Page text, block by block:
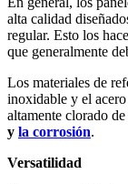
alta calidad
regular. Esto los
que generalmente
Los materiales de
inoxidable y el
altamente clorado
y la corrosión.
Versatilidad